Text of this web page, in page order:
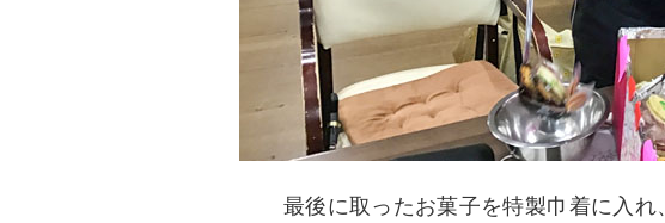
最後に取ったお菓子を特製巾着に入